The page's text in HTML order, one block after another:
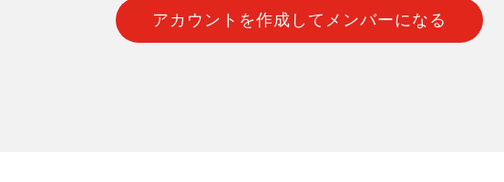
アカウントを作成してメンバーになる